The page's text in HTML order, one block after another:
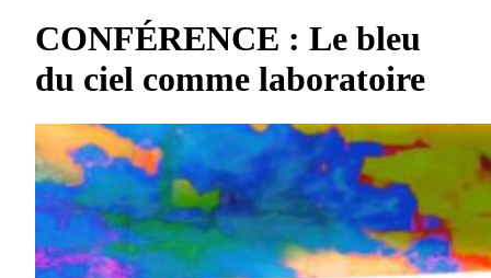
CONFÉRENCE : Le bleu
du ciel comme laboratoire